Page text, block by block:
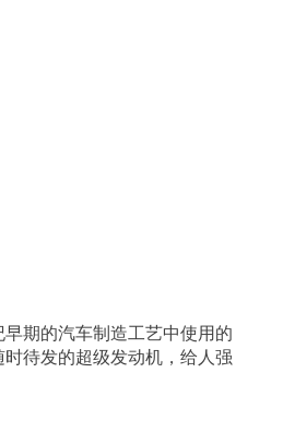
期的汽车制造工艺中使用的
待发的超级发动机，给人强